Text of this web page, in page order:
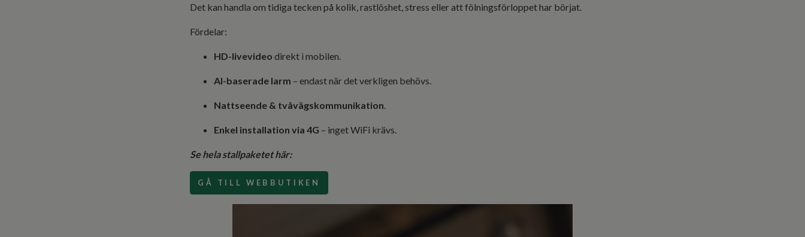
Det kan handla om tidiga tecken på kolik, rastlöshet, stress eller att fölningsförloppet har börjat.
Fördelar:
HD-livevideo direkt i mobilen.
AI-baserade larm – endast när det verkligen behövs.
Nattseende & tvåvägskommunikation.
Enkel installation via 4G – inget WiFi krävs.
Se hela stallpaketet här:
GÅ TILL WEBBUTIKEN